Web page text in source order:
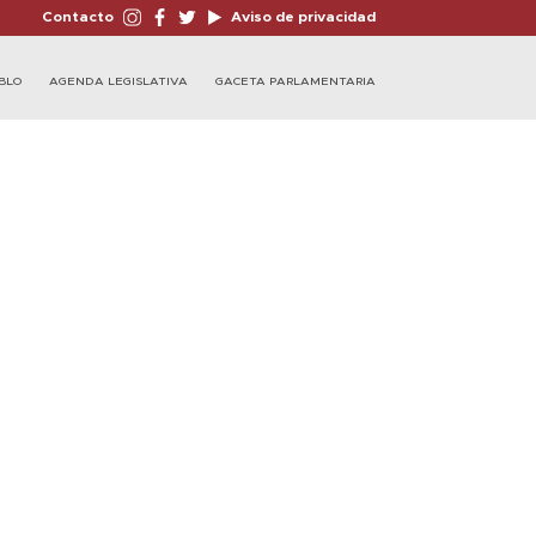
Contacto Aviso de privacidad
AGENDA LEGISLATIVA GACETA PARLAMENTARIA